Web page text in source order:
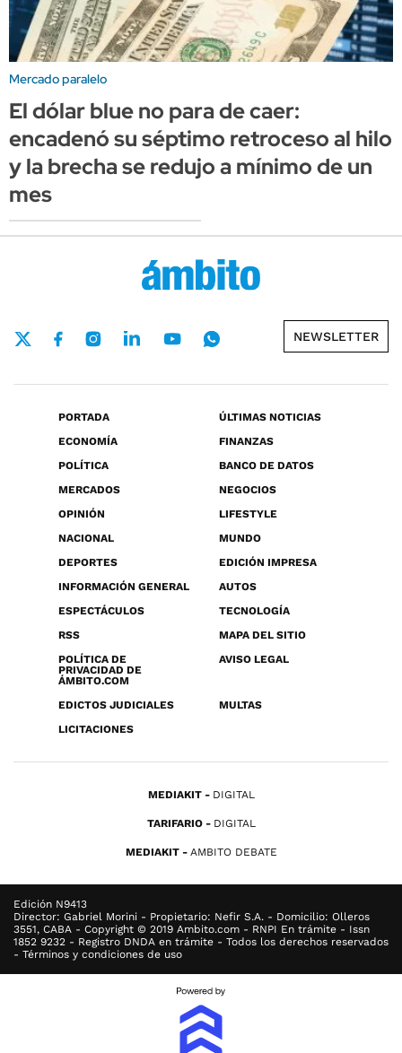
Mercado paralelo
El dólar blue no para de caer:
encadenó su séptimo retroceso al hilo
y la brecha se redujo a mínimo de un
mes
NEWSLETTER
PORTADA
ÚLTIMAS NOTICIAS
ECONOMÍA
FINANZAS
POLÍTICA
BANCO DE DATOS
MERCADOS
NEGOCIOS
OPINIÓN
LIFESTYLE
NACIONAL
MUNDO
DEPORTES
EDICIÓN IMPRESA
INFORMACIÓN GENERAL
AUTOS
ESPECTÁCULOS
TECNOLOGÍA
RSS
MAPA DEL SITIO
POLÍTICA DE
PRIVACIDAD DE
ÁMBITO.COM
AVISO LEGAL
EDICTOS JUDICIALES
MULTAS
LICITACIONES
MEDIAKIT DIGITAL
TARIFARIO DIGITAL
MEDIAKIT AMBITO DEBATE
Edición N9413
Director: Gabriel Morini - Propietario: Nefir S.A. - Domicilio: Olleros
3551, CABA - Copyright © 2019 Ambito.com - RNPI En trámite - Issn
1852 9232 - Registro DNDA en trámite - Todos los derechos reservados
- Términos y condiciones de uso